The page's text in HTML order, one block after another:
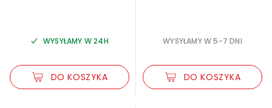
WYSYŁAMY W 24H
DO KOSZYKA
WYSYŁAMY W 5-7 DNI
DO KOSZYKA